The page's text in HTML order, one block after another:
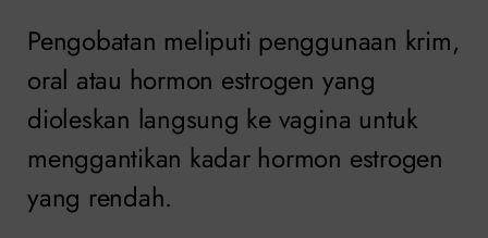
Pengobatan meliputi penggunaan krim,
oral atau hormon estrogen yang
dioleskan langsung ke vagina untuk
menggantikan kadar hormon estrogen
yang rendah.